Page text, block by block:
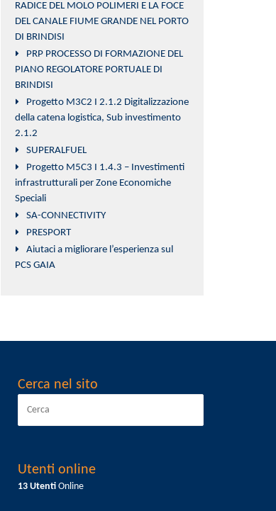
RADICE DEL MOLO POLIMERI E LA FOCE
DEL CANALE FIUME GRANDE NEL PORTO
DI BRINDISI
PRP PROCESSO DI FORMAZIONE DEL
PIANO REGOLATORE PORTUALE DI
BRINDISI
Progetto M3C2 I 2.1.2 Digitalizzazione
della catena logistica, Sub investimento
2.1.2
SUPERALFUEL
Progetto M5C3 I 1.4.3 – Investimenti
infrastrutturali per Zone Economiche
Speciali
SA-CONNECTIVITY
PRESPORT
Aiutaci a migliorare l’esperienza sul
PCS GAIA
Cerca nel sito
Utenti online
13 UtentiOnline